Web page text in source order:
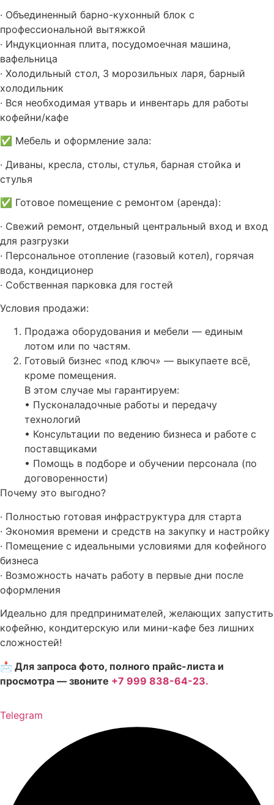
· Объединенный барно-кухонный блок с
профессиональной вытяжкой
· Индукционная плита, посудомоечная машина,
вафельница
· Холодильный стол, 3 морозильных ларя, барный
холодильник
· Вся необходимая утварь и инвентарь для работы
кофейни/кафе
✅ Мебель и оформление зала:
· Диваны, кресла, столы, стулья, барная стойка и
стулья
✅ Готовое помещение с ремонтом (аренда):
· Свежий ремонт, отдельный центральный вход и вход
для разгрузки
· Персональное отопление (газовый котел), горячая
вода, кондиционер
· Собственная парковка для гостей
Условия продажи:
Продажа оборудования и мебели — единым
лотом или по частям.
Готовый бизнес «под ключ» — выкупаете всё,
кроме помещения.
В этом случае мы гарантируем:
• Пусконаладочные работы и передачу
технологий
• Консультации по ведению бизнеса и работе с
поставщиками
• Помощь в подборе и обучении персонала (по
договоренности)
Почему это выгодно?
· Полностью готовая инфраструктура для старта
· Экономия времени и средств на закупку и настройку
· Помещение с идеальными условиями для кофейного
бизнеса
· Возможность начать работу в первые дни после
оформления
Идеально для предпринимателей, желающих запустить
кофейню, кондитерскую или мини-кафе без лишних
сложностей!
📩 Для запроса фото, полного прайс-листа и
просмотра — звоните +7 999 838-64-23.
Telegram